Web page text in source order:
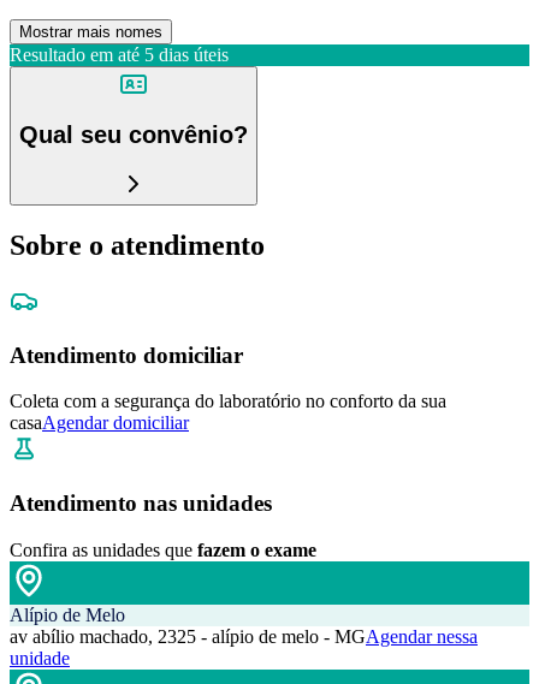
Mostrar mais nomes
Resultado em até 5 dias úteis
Qual seu convênio?
Sobre o atendimento
Atendimento domiciliar
Coleta com a segurança do laboratório no conforto da sua
casaAgendar domiciliar
Atendimento nas unidades
Confira as unidades que fazem o exame
Alípio de Melo
av abílio machado, 2325 - alípio de melo - MGAgendar nessa
unidade